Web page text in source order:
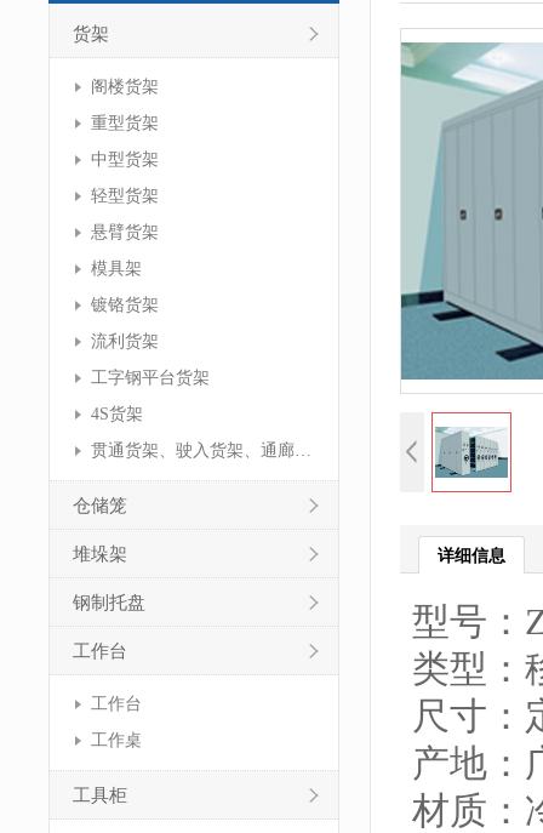
货架
阁楼货架
重型货架
中型货架
轻型货架
悬臂货架
模具架
镀铬货架
流利货架
工字钢平台货架
4S货架
贯通货架、驶入货架、通廊货架
仓储笼
堆垛架
钢制托盘
工作台
工作台
工作桌
工具柜
详细信息
型号：
类型：
尺寸：
产地：
材质：